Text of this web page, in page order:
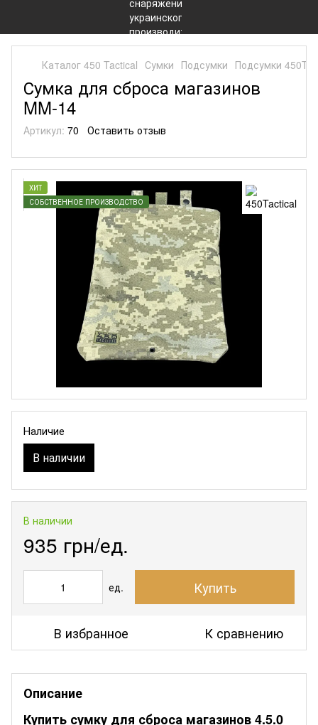
Каталог 450 Tactical Сумки Подсумки Подсумки
Сумка для сброса магазинов
MM-14
Артикул: 70 Оставить отзыв
ХИТ
СОБСТВЕННОЕ ПРОИЗВОДСТВО
Наличие
В наличии
В наличии
935 грн/ед.
ед. Купить
В избранное К сравнению
Описание
Купить сумку для сброса магазинов 4.5.0